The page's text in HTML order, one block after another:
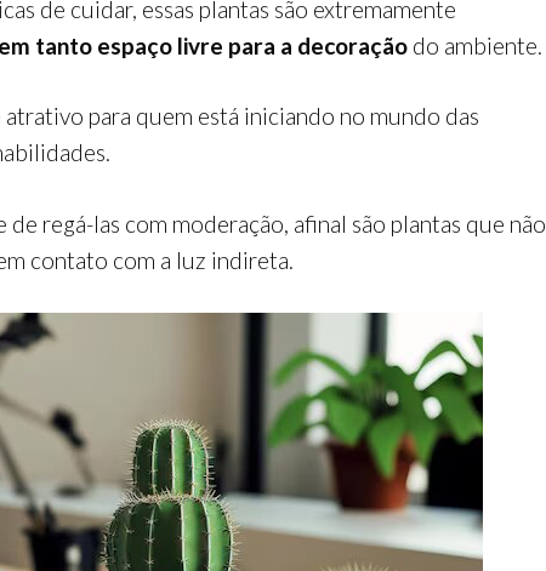
de cuidar, essas plantas são extremamente
tanto espaço livre para a decoração do ambiente.
para quem está iniciando no mundo das
regá-las com moderação, afinal são plantas que não
contato com a luz indireta.